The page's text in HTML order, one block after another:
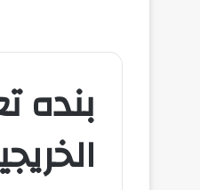
بنده